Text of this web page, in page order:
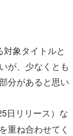
象タイトルと
が、少なくとも
分があると思い
日リリース）な
重ね合わせてく